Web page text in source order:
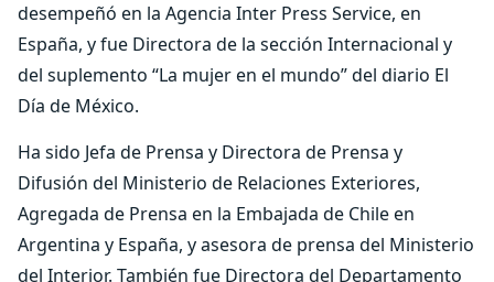
desempeñó en la Agencia Inter Press Service, en
España, y fue Directora de la sección Internacional y
del suplemento “La mujer en el mundo” del diario El
Día de México.
Ha sido Jefa de Prensa y Directora de Prensa y
Difusión del Ministerio de Relaciones Exteriores,
Agregada de Prensa en la Embajada de Chile en
Argentina y España, y asesora de prensa del Ministerio
del Interior. También fue Directora del Departamento